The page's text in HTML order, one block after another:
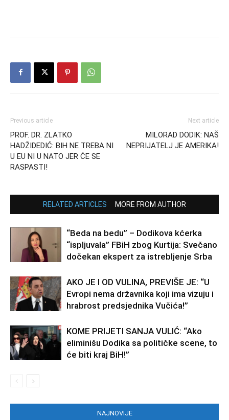
Previous article
PROF. DR. ZLATKO
HADŽIDEDIĆ: BIH NE TREBA NI
U EU NI U NATO JER ĆE SE
RASPASTI!
Next article
MILORAD DODIK: NAŠ
NEPRIJATELJ JE AMERIKA!
RELATED ARTICLES MORE FROM AUTHOR
“Beda na bedu” – Dodikova kćerka
“ispljuvala” FBiH zbog Kurtija: Svečano
dočekan ekspert za istrebljenje Srba
AKO JE I OD VULINA, PREVIŠE JE: “U
Evropi nema državnika koji ima vizuju i
hrabrost predsjednika Vučića!”
KOME PRIJETI SANJA VULIĆ: “Ako
eliminišu Dodika sa političke scene, to
će biti kraj BiH!”
NAJNOVIJE